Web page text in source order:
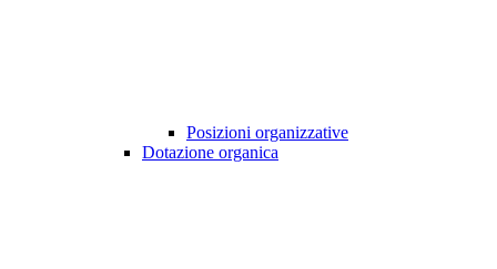
Posizioni organizzative
Dotazione organica